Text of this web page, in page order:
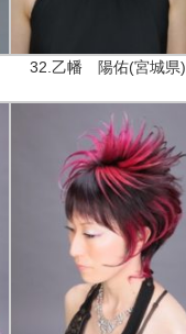
32.乙幡 陽佑(宮城県)